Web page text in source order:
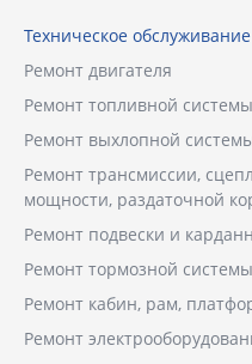
Техническое
Ремонт двигателя
Ремонт топливной системы
Ремонт выхлопной
Ремонт трансмиссии,
мощности, раздаточной
Ремонт подвески и
Ремонт тормозной
Ремонт кабин, рам,
Ремонт